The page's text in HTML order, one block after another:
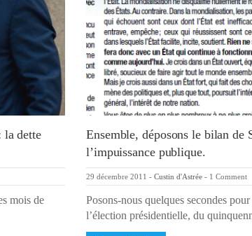
la dette
mois de
Ensemble, déposons le bilan de
l’impuissance publique.
29 décembre 2011 - Custin d'Astrée - 1 Comment
Posons-nous quelques secondes
l’élection présidentielle, du